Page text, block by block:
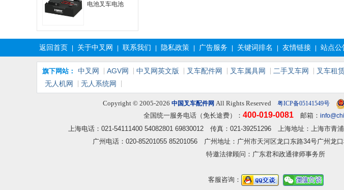
电池叉车电池
返回首页 关于中叉网 联系我们 隐私政策 广告服务 关键词排名 友情链接 站点公
旗下网站： 中叉网 AGV网 中叉网英文版 叉车配件网 叉车属具网 二手叉车网 叉车租
无人机网
无人系统网
Copyright © 2005-2026 中国叉车配件网 All Rights Reserved 粤ICP备05141549号
全国统一服务电话（免长途费）： 400-019-0081 邮箱：
上海电话：021-54111400 54082801 69830012 传真：021-39251296 上海地址：上海市青
广州电话：020-85201055 85201056 广州地址：广州市天河区龙口东路34号广州龙
特邀法律顾问：广东君和政通律师事务所
客服咨询：